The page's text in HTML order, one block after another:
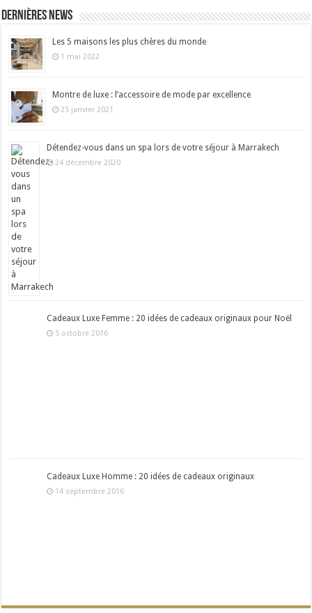
Dernières news
Les 5 maisons les plus chères du monde
1 mai 2022
Montre de luxe : l’accessoire de mode par excellence
25 janvier 2021
Détendez-vous dans un spa lors de votre séjour à Marrakech
24 décembre 2020
Cadeaux Luxe Femme : 20 idées de cadeaux originaux pour Noël
5 octobre 2016
Cadeaux Luxe Homme : 20 idées de cadeaux originaux
14 septembre 2016